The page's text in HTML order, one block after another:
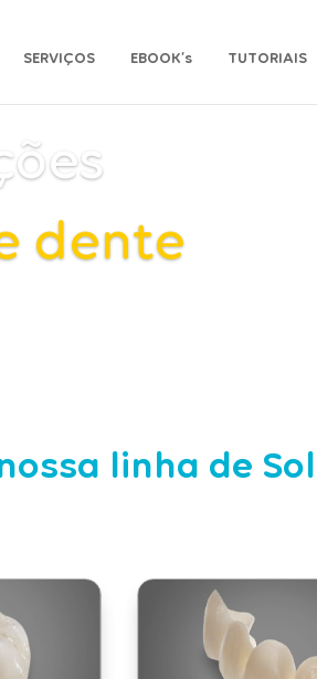
SERVIÇOS EBOOK’s TUTORIAIS
dente
linha de